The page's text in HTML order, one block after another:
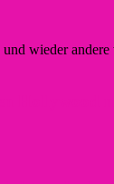
und wieder